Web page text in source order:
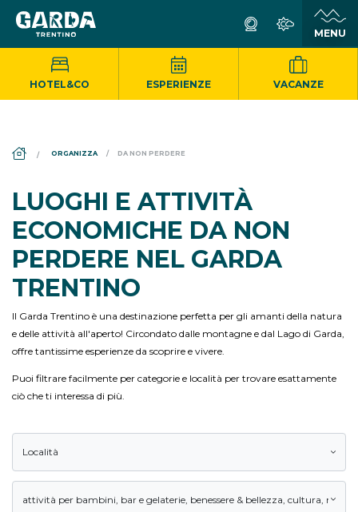
HOTEL&CO ESPERIENZE VACANZE
DS_BREADCRUMB.HOME
ORGANIZZA DA NON PERDERE
LUOGHI E ATTIVITÀ
ECONOMICHE DA NON
PERDERE NEL GARDA
TRENTINO
Il Garda Trentino è una destinazione perfetta per gli amanti della natura
e delle attività all'aperto! Circondato dalle montagne e dal Lago di Garda,
offre tantissime esperienze da scoprire e vivere.
Puoi filtrare facilmente per categorie e località per trovare esattamente
ciò che ti interessa di più.
Località
attività per bambini bar e gelaterie benessere & bellezza cultura natura